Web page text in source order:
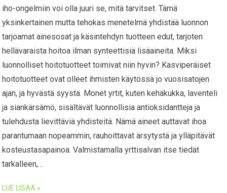
iho-ongelmiin voi olla juuri se, mitä tarvitset. Tämä
yksinkertainen mutta tehokas menetelmä yhdistää luonnon
tarjoamat ainesosat ja käsintehdyn tuotteen edut, tarjoten
hellävaraista hoitoa ilman synteettisiä lisäaineita. Miksi
luonnolliset hoitotuotteet toimivat niin hyvin? Kasviperäiset
hoitotuotteet ovat olleet ihmisten käytössä jo vuosisatojen
ajan, ja hyvästä syystä. Monet yrtit, kuten kehäkukka, laventeli
ja siankärsämö, sisältävät luonnollisia antioksidantteja ja
tulehdusta lievittäviä yhdisteitä. Nämä aineet auttavat ihoa
parantumaan nopeammin, rauhoittavat ärsytystä ja ylläpitävät
kosteustasapainoa. Valmistamalla yrttisalvan itse tiedät
tarkalleen,…
LUE LISÄÄ »